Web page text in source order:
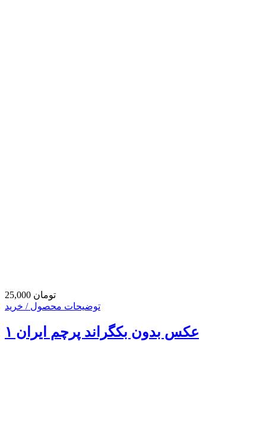
25,000 تومان
توضیحات محصول / خرید
عکس بدون بکگراند پرچم ایران ۱